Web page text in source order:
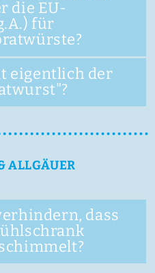
die EU-
für
eigentlich der
ALLGÄUER
dass